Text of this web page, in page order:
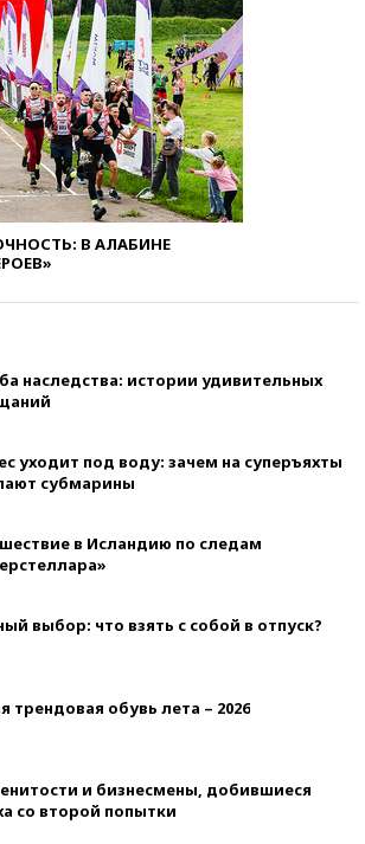
В АЛАБИНЕ
наследства: истории удивительных
уходит под воду: зачем на суперъяхты
субмарины
в Исландию по следам
выбор: что взять с собой в отпуск?
трендовая обувь лета – 2026
и бизнесмены, добившиеся
со второй попытки